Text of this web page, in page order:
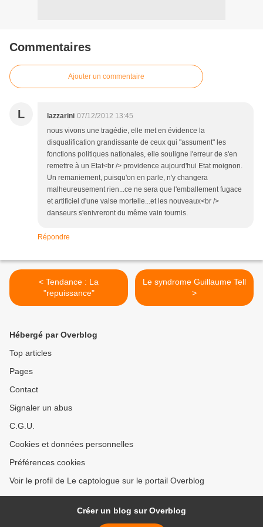
Commentaires
Ajouter un commentaire
L lazzarini 07/12/2012 13:45
nous vivons une tragédie, elle met en évidence la
disqualification grandissante de ceux qui "assument" les
fonctions politiques nationales, elle souligne l'erreur de s'en
remettre à un Etat<br /> providence aujourd'hui Etat moignon.
Un remaniement, puisqu'on en parle, n'y changera
malheureusement rien...ce ne sera que l'emballement fugace
et artificiel d'une valse mortelle...et les nouveaux<br />
danseurs s'enivreront du même vain tournis.
Répondre
< Tendance : La
"repuissance"
Le syndrome Guillaume Tell
>
Hébergé par Overblog
Top articles
Pages
Contact
Signaler un abus
C.G.U.
Cookies et données personnelles
Préférences cookies
Voir le profil de Le captologue sur le portail Overblog
Créer un blog sur Overblog